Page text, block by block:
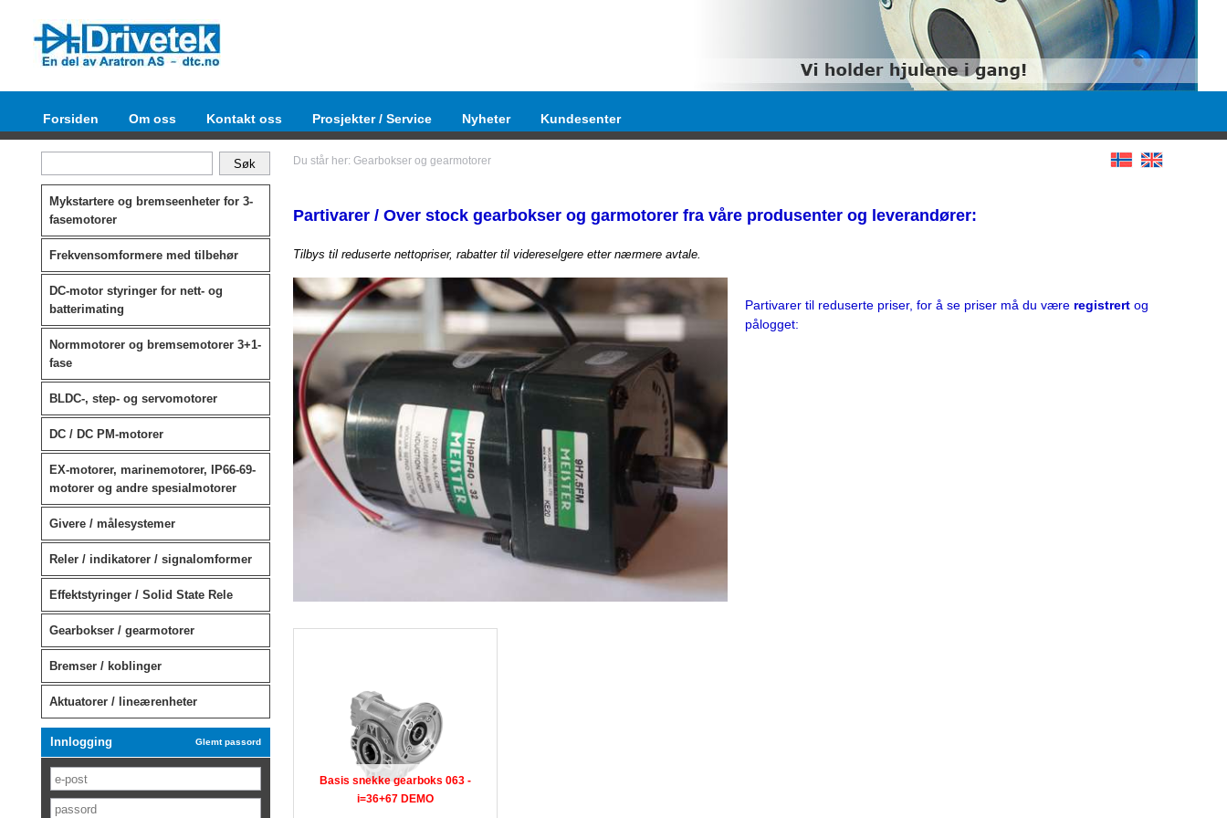
Forsiden Om oss Kontakt oss Prosjekter / Service Nyheter Kundesenter
Du står her: Gearbokser og gearmotorer
Partivarer / Over stock gearbokser og garmotorer fra våre produsenter og leverandører:
Tilbys til reduserte nettopriser, rabatter til videreselgere etter nærmere avtale.
Partivarer til reduserte priser, for å se priser må du være registrertog
pålogget:
Basis snekke gearboks 063 -
i=36+67 DEMO
Mykstartere og bremseenheter for 3-
fasemotorer
Frekvensomformere med tilbehør
DC-motor styringer for nett- og
batterimating
Normmotorer og bremsemotorer 3+1-
fase
BLDC-, step- og servomotorer
DC / DC PM-motorer
EX-motorer, marinemotorer, IP66-69-
motorer og andre spesialmotorer
Givere / målesystemer
Reler / indikatorer / signalomformer
Effektstyringer / Solid State Rele
Gearbokser / gearmotorer
Bremser / koblinger
Aktuatorer / lineærenheter
Glemt passord
Innlogging